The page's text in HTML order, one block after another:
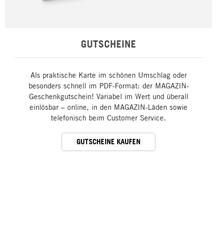
GUTSCHEINE
Als praktische Karte im schönen Umschlag oder
besonders schnell im PDF-Format: der MAGAZIN-
Geschenkgutschein! Variabel im Wert und überall
einlösbar – online, in den MAGAZIN-Läden sowie
telefonisch beim Customer Service.
GUTSCHEINE KAUFEN